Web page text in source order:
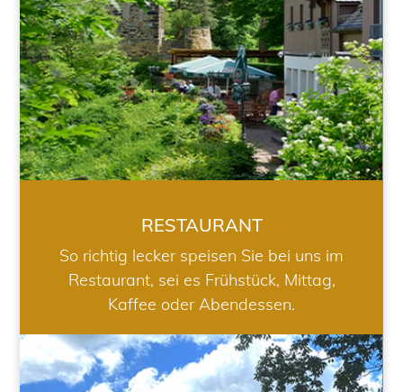
RESTAURANT
So richtig lecker speisen Sie bei uns im
Restaurant, sei es Frühstück, Mittag,
Kaffee oder Abendessen.